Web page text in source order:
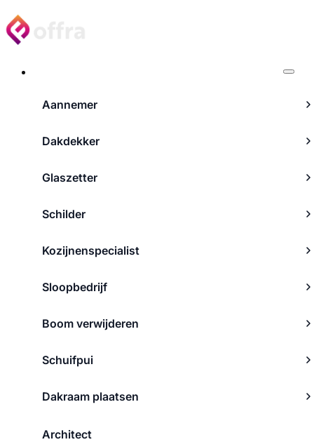
Aannemer
Dakdekker
Glaszetter
Schilder
Kozijnenspecialist
Sloopbedrijf
Boom verwijderen
Schuifpui
Dakraam plaatsen
Architect